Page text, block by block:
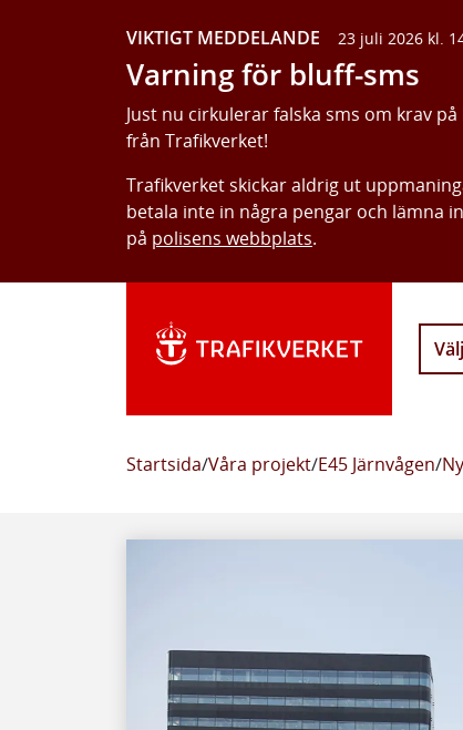
VIKTIGT MEDDELANDE 23 juli 2026 kl.
Varning för bluff-sms
Just nu cirkulerar falska sms om krav
från Trafikverket!
Trafikverket skickar aldrig ut
betala inte in några pengar och lämna
på polisens webbplats.
Startsida/Våra projekt/E45 Järnvågen/